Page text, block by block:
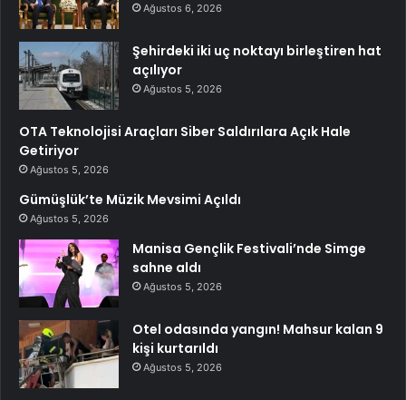
Ağustos 6, 2026
Şehirdeki iki uç noktayı birleştiren hat
açılıyor
Ağustos 5, 2026
OTA Teknolojisi Araçları Siber Saldırılara Açık Hale
Getiriyor
Ağustos 5, 2026
Gümüşlük’te Müzik Mevsimi Açıldı
Ağustos 5, 2026
Manisa Gençlik Festivali’nde Simge
sahne aldı
Ağustos 5, 2026
Otel odasında yangın! Mahsur kalan 9
kişi kurtarıldı
Ağustos 5, 2026